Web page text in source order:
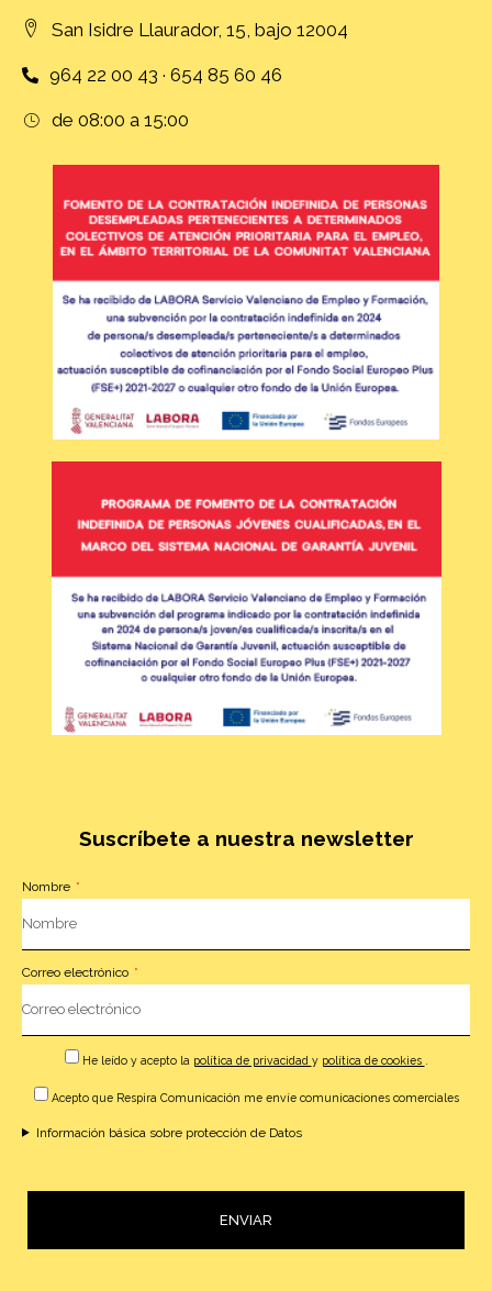
Correo electrónico
He leído y acepto lapolítica de privacidadypolítica de cookies.
Información básica sobre protección de Datos
Alternative: